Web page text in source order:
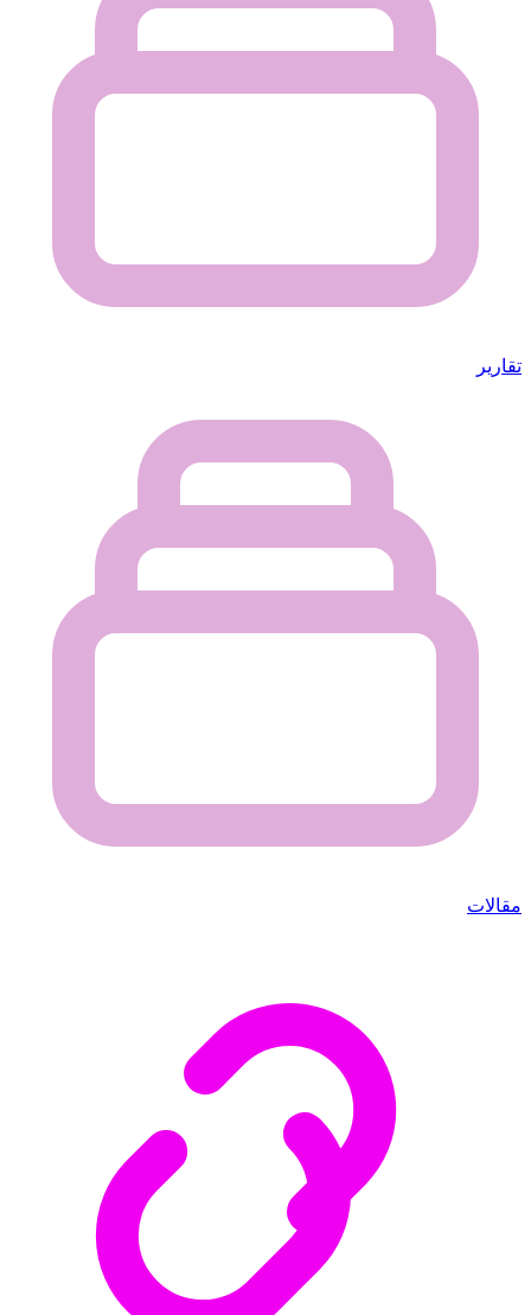
تقارير
مقالات